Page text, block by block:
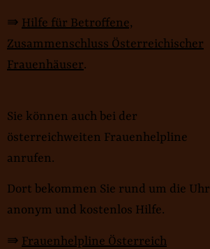
⇛ Hilfe für Betroffene,
Zusammenschluss Österreichischer
Frauenhäuser.
Sie können auch bei der
österreichweiten Frauenhelpline
anrufen.
Dort bekommen Sie rund um die Uhr
anonym und kostenlos Hilfe.
⇛ Frauenhelpline Österreich